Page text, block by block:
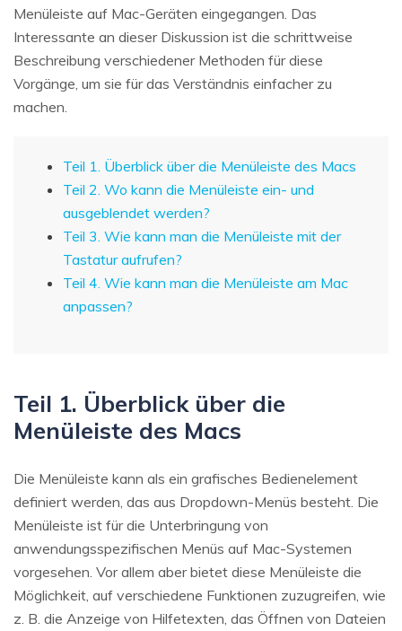
Menüleiste auf Mac-Geräten eingegangen. Das
Interessante an dieser Diskussion ist die schrittweise
Beschreibung verschiedener Methoden für diese
Vorgänge, um sie für das Verständnis einfacher zu
machen.
Teil 1. Überblick über die Menüleiste des Macs
Teil 2. Wo kann die Menüleiste ein- und
ausgeblendet werden?
Teil 3. Wie kann man die Menüleiste mit der
Tastatur aufrufen?
Teil 4. Wie kann man die Menüleiste am Mac
anpassen?
Teil 1. Überblick über die
Menüleiste des Macs
Die Menüleiste kann als ein grafisches Bedienelement
definiert werden, das aus Dropdown-Menüs besteht. Die
Menüleiste ist für die Unterbringung von
anwendungsspezifischen Menüs auf Mac-Systemen
vorgesehen. Vor allem aber bietet diese Menüleiste die
Möglichkeit, auf verschiedene Funktionen zuzugreifen, wie
z. B. die Anzeige von Hilfetexten, das Öffnen von Dateien